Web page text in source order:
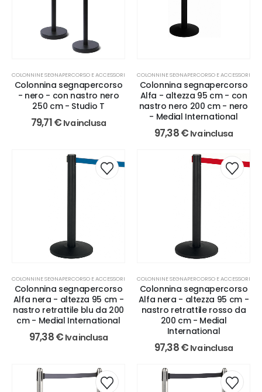
COLONNINE SEGNAPERCORSO E ACCESSORI
Colonnina segnapercorso
- nero - con nastro nero
250 cm - Studio T
79,71€ Iva inclusa
COLONNINE SEGNAPERCORSO E ACCESSORI
Colonnina segnapercorso
Alfa - altezza 95 cm - con
nastro nero 200 cm - nero
- Medial International
97,38€ Iva inclusa
COLONNINE SEGNAPERCORSO E ACCESSORI
Colonnina segnapercorso
Alfa nera - altezza 95 cm -
nastro retrattile blu da 200
cm - Medial International
97,38€ Iva inclusa
COLONNINE SEGNAPERCORSO E ACCESSORI
Colonnina segnapercorso
Alfa nera - altezza 95 cm -
nastro retrattile rosso da
200 cm - Medial
International
97,38€ Iva inclusa